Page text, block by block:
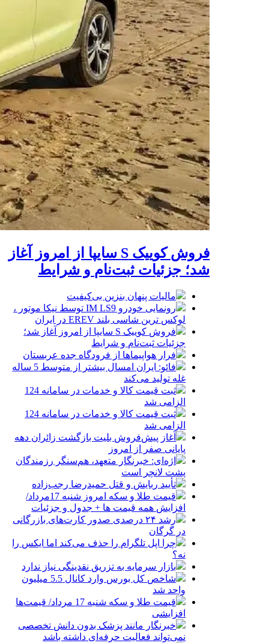
فروش کوییک S سایپا از امروز آغاز
شد؛ جزئیات ثبت‌نام و شرایط
مالیات پنهان بنزین بی‌کیفیت
رونمایی خودرو IM LS9 توسط نیکا موتور ،
لوکس ترین شاسی بلند EREV در ایران
فروش کوییک S سایپا از امروز آغاز شد؛
جزئیات ثبت‌نام و شرایط
فرار هواپیماها از فرودگاه جده عربستان
فائو: ایران امسال بیشتر از متوسط 5 ساله
غله تولید می‌کند
ثبت قیمت کالا و خدمات در سامانه 124
الزامی شد
ثبت قیمت کالا و خدمات در سامانه 124
الزامی شد
آغاز پیش‌فروش بلیت بازگشت زائران دهه
پایانی صفر از امروز
اژه‌ای: خبرنگار متعهد، هم‌سنگر رزمندگان
پشت لانچر است
تأیید ربایش و قتل حمیدرضا رجب‌زاده
قیمت طلا و سکه امروز شنبه 17مرداد/
افزایش همه قیمت ها + جدول و جزئیات
رشد ۲۴ درصدی صدور کارت‌های بازرگانی
در گرگان
چرا اپل تلگرام را حذف می‌کند اما ایکس را
نه؟
بازار سرمایه به تزریق نقدینگی نیاز ندارد
شاخص کل بورس وارد کانال 5.5 میلیون
واحد شد
قیمت طلا و سکه شنبه 17 مرداد/ قیمت‌ها
افزایشی
خبرنگار مانند پزشک بدون دانش تخصصی
نمی‌تواند فعالیت حرفه‌ای داشته باشد